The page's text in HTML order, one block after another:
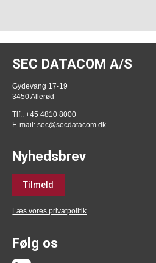
SEC DATACOM A/S
Gydevang 17-19
3450 Allerød
Tlf.: +45 4810 8000
E-mail:sec@secdatacom.dk
Nyhedsbrev
Tilmeld
Læs vores privatpolitik
Følg os